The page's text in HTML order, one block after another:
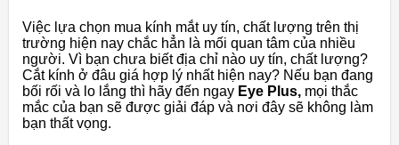
Việc lựa chọn mua kính mắt uy tín, chất lượng trên thị
trường hiện nay chắc hẳn là mối quan tâm của nhiều
người. Vì bạn chưa biết địa chỉ nào uy tín, chất lượng?
Cắt kính ở đâu giá hợp lý nhất hiện nay? Nếu bạn đang
bối rối và lo lắng thì hãy đến ngay Eye Plus, mọi thắc
mắc của bạn sẽ được giải đáp và nơi đây sẽ không làm
bạn thất vọng.